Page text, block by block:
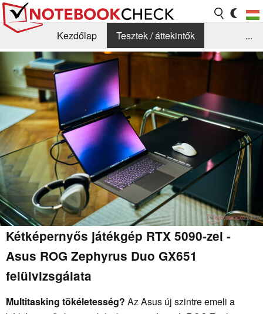
Kezdőlap
Tesztek / áttekintők
Hírek
GYIK / Technológia / Benchmarkok
Könyvtár
Kapcsolat
...
Kétképernyős játékgép RTX 5090-zel -
Asus ROG Zephyrus Duo GX651
felülvizsgálata
Multitasking tökéletesség? Az Asus új szintre emeli a